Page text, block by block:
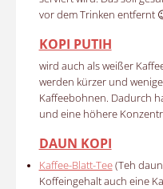
vor dem Trinken entfernt
KOPI PUTIH
wird auch als weißer
werden kürzer und
Kaffeebohnen. Dadurch
und eine höhere
DAUN KOPI
Kaffee-Blatt-Tee(Teh
Koffeingehalt auch eine